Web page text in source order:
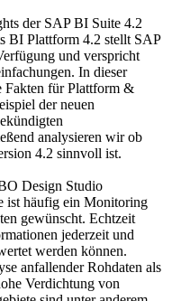
der SAP BI Suite 4.2
BI Plattform 4.2 stellt SAP
und verspricht
In dieser
Fakten für Plattform &
der neuen
analysieren wir ob
4.2 sinnvoll ist.
Design Studio
ist häufig ein Monitoring
gewünscht. Echtzeit
jederzeit und
werden können.
anfallender Rohdaten als
Verdichtung von